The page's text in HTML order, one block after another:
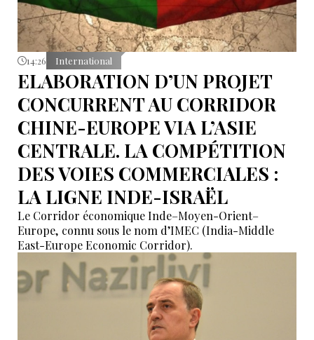
14:26 International
ELABORATION D’UN PROJET
CONCURRENT AU CORRIDOR
CHINE-EUROPE VIA L’ASIE
CENTRALE. LA COMPÉTITION
DES VOIES COMMERCIALES :
LA LIGNE INDE-ISRAËL
Le Corridor économique Inde–Moyen-Orient–
Europe, connu sous le nom d’IMEC (India-Middle
East-Europe Economic Corridor).